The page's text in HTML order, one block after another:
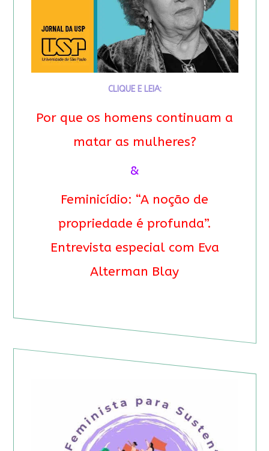
CLIQUE E LEIA:
Por que os homens continuam a
matar as mulheres?
&
Feminicídio: “A noção de
propriedade é profunda”.
Entrevista especial com Eva
Alterman Blay